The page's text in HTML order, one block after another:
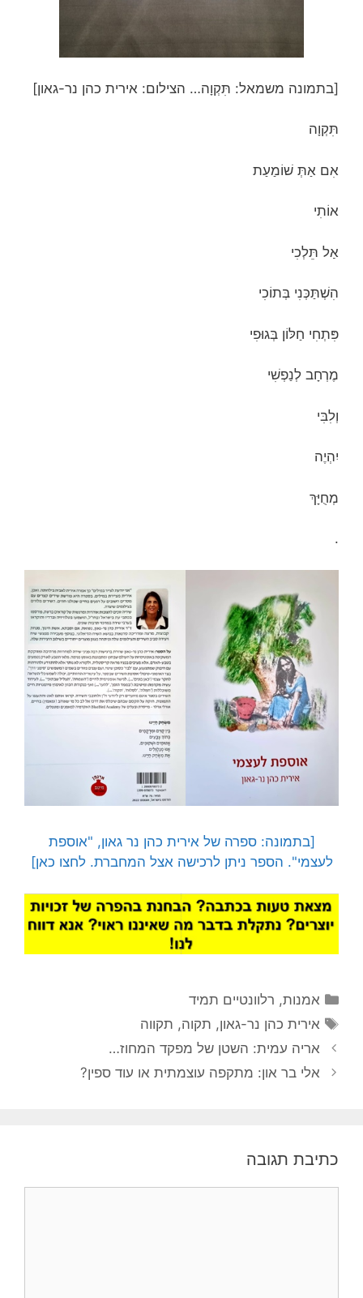
[בתמונה משמאל: תִּקְוָה… הצילום: אירית כהן נר-גאון]
תִּקְוָה
אִם אַתְּ שׁוֹמַעַת
אוֹתִי
אַל תֵּלְכִי
הִשְׁתַּכְּנִי בְּתוֹכִי
פִּתְחִי חַלּוֹן בְּגוּפִי
מֶרְחָב לְנַפְשִׁי
וְלִבִּי
יִהְיֶה
מְחֻיָּךְ
.
[בתמונה: ספרה של אירית כהן נר גאון, "אוספת
לעצמי". הספר ניתן לרכישה אצל המחברת. לחצו כאן]
קטגוריות
אמנות, רלוונטיים תמיד
תגיות
אירית כהן נר-גאון, תקוה, תקווה
אריה עמית: השטן של מפקד המחוז…
אלי בר און: מתקפה עוצמתית או עוד ספין?
כתיבת תגובה